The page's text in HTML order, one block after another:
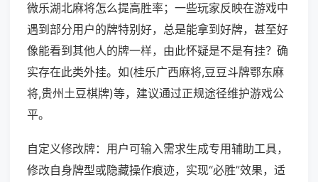
微乐湖北麻将怎么提高胜率；一些玩家反映在游戏中
遇到部分用户的牌特别好，总是能拿到好牌，甚至好
像能看到其他人的牌一样，由此怀疑是不是有挂？确
实存在此类外挂。如(桂乐广西麻将,豆豆斗牌鄂东麻
将,贵州土豆棋牌)等，建议通过正规途径维护游戏公
平。
自定义修改牌：用户可输入需求生成专用辅助工具，
修改自身牌型或隐藏操作痕迹，实现“必胜”效果，适